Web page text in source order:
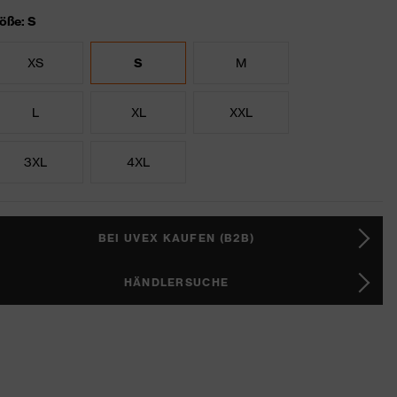
S
XS S M
L XL XXL
3XL 4XL
BEI UVEX KAUFEN (B2B)
HÄNDLERSUCHE